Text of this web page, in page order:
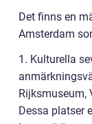
Det finns en
Amsterdam
1. Kulturella
Rijksmuseum,
Dessa platser